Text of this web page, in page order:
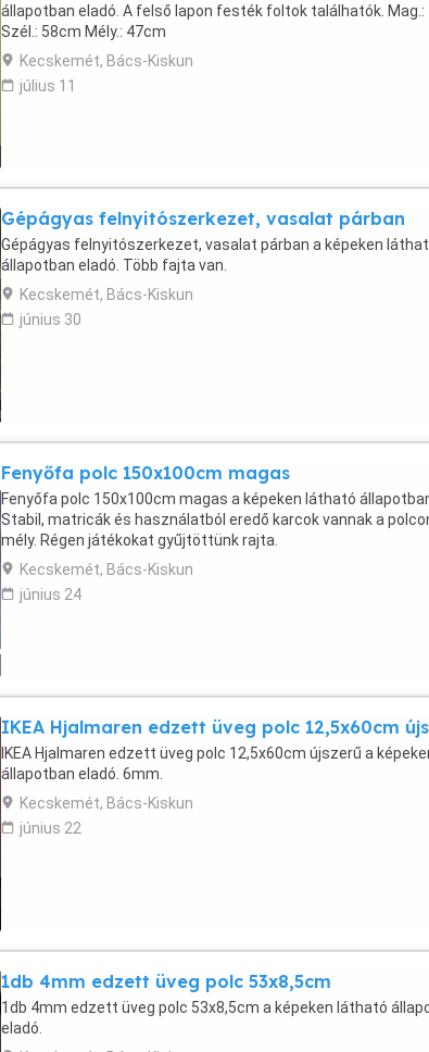
állapotban eladó. A felső lapon festék foltok találhatók. Mag.:
Szél.: 58cm Mély.: 47cm
Kecskemét, Bács-Kiskun
július 11
Gépágyas felnyitószerkezet, vasalat párban
Gépágyas felnyitószerkezet, vasalat párban a képeken
állapotban eladó. Több fajta van.
Kecskemét, Bács-Kiskun
június 30
Fenyőfa polc 150x100cm magas
Fenyőfa polc 150x100cm magas a képeken látható
Stabil, matricák és használatból eredő karcok vannak a
mély. Régen játékokat gyűjtöttünk rajta.
Kecskemét, Bács-Kiskun
június 24
IKEA Hjalmaren edzett üveg polc 12,5x60cm
IKEA Hjalmaren edzett üveg polc 12,5x60cm újszerű a
állapotban eladó. 6mm.
Kecskemét, Bács-Kiskun
június 22
1db 4mm edzett üveg polc 53x8,5cm
1db 4mm edzett üveg polc 53x8,5cm a képeken látható
eladó.